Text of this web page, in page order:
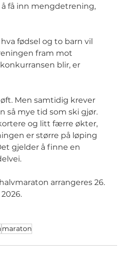
få inn mengdetrening,
fødsel og to barn vil
fram mot
blir, er
Men samtidig krever
så mye tid som ski gjør.
og litt færre økter,
er større på løping
gjelder å finne en
arrangeres 26.
maraton